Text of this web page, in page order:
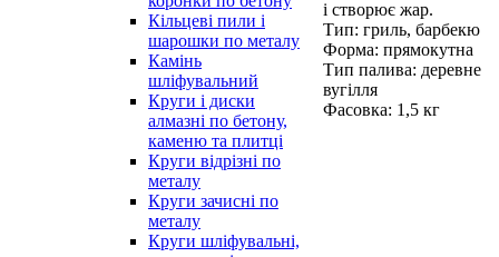
Кільцеві пили і
шарошки по металу
Камінь
шліфувальний
Круги і диски
алмазні по бетону,
каменю та плитці
Круги відрізні по
металу
Круги зачисні по
металу
Круги шліфувальні,
і створює жар.
Тип: гриль, барбекю
Форма: прямокутна
Тип палива: деревне
вугілля
Фасовка: 1,5 кг